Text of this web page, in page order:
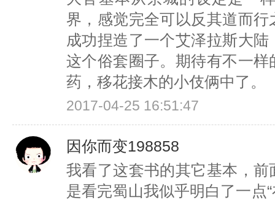
界，感觉完全可以反其道而
成功捏造了一个艾泽拉斯大
这个俗套圈子。期待有不一
药，移花接木的小伎俩中了。
2017-04-25 16:51:47
因你而变198858
我看了这套书的其它基本，
是看完蜀山我似乎明白了一点